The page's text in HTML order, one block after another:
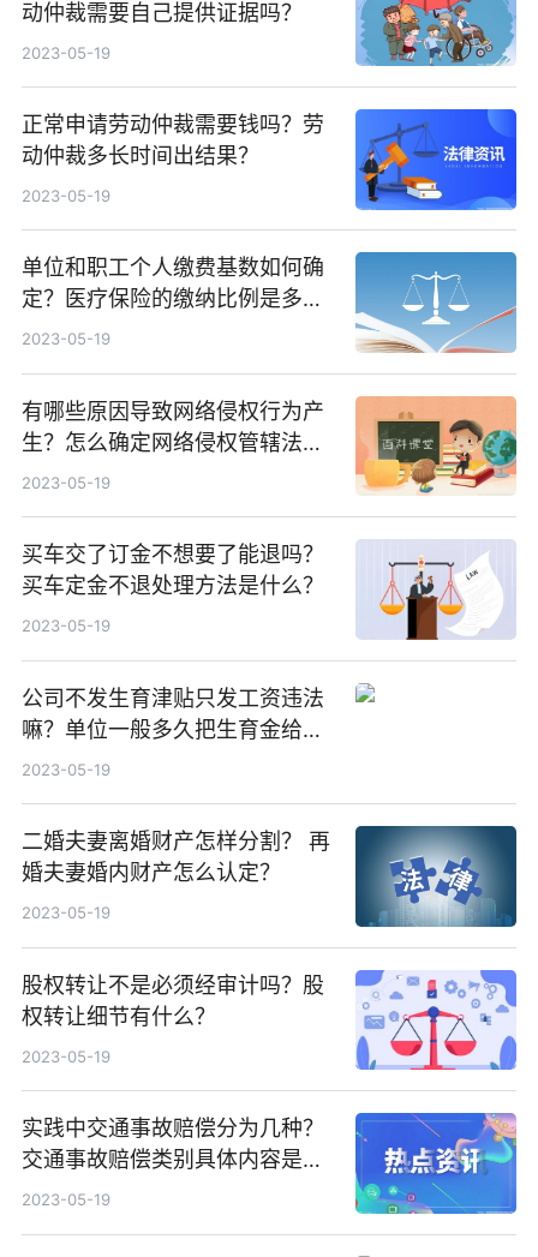
动仲裁需要自己提供证据吗？
2023-05-19
正常申请劳动仲裁需要钱吗？劳
动仲裁多长时间出结果？
2023-05-19
单位和职工个人缴费基数如何确
定？医疗保险的缴纳比例是多
少？
2023-05-19
有哪些原因导致网络侵权行为产
生？怎么确定网络侵权管辖法
院？
2023-05-19
买车交了订金不想要了能退吗？
买车定金不退处理方法是什么？
2023-05-19
公司不发生育津贴只发工资违法
嘛？单位一般多久把生育金给
了？
2023-05-19
二婚夫妻离婚财产怎样分割？ 再
婚夫妻婚内财产怎么认定？
2023-05-19
股权转让不是必须经审计吗？股
权转让细节有什么？
2023-05-19
实践中交通事故赔偿分为几种？
交通事故赔偿类别具体内容是什
么？
2023-05-19